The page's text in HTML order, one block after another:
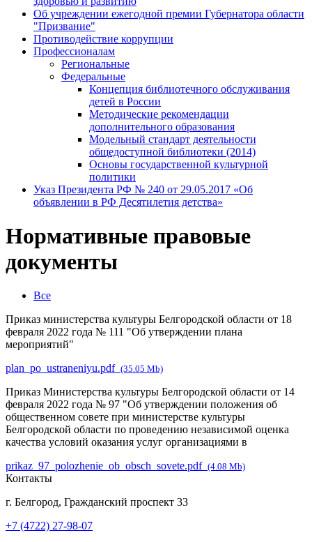
Об учреждении ежегодной премии Губернатора области
"Призвание"
Противодействие коррупции
Профессионалам
Региональные
Федеральные
Концепция библиотечного обслуживания
детей в России
Методические рекомендации
дополнительного образования
Модельный стандарт деятельности
общедоступной библиотеки (2014)
Основы государственной культурной
политики
Указ Президента РФ № 240 от 29.05.2017 «Об
объявлении в РФ Десятилетия детства»
Нормативные правовые
документы
Все
Приказ министерства культуры Белгородской области от 18
февраля 2022 года № 111 "Об утверждении плана
мероприятий"
plan_po_ustraneniyu.pdf (35.05 Mb)
Приказ Министерства культуры Белгородской области от 14
февраля 2022 года № 97 "Об утверждении положения об
общественном совете при министерстве культуры
Белгородской области по проведению независимой оценка
качества условий оказания услуг организациями в
prikaz_97_polozhenie_ob_obsch_sovete.pdf (4.08 Mb)
Контакты
г. Белгород, Гражданский проспект 33
+7 (4722) 27-98-07